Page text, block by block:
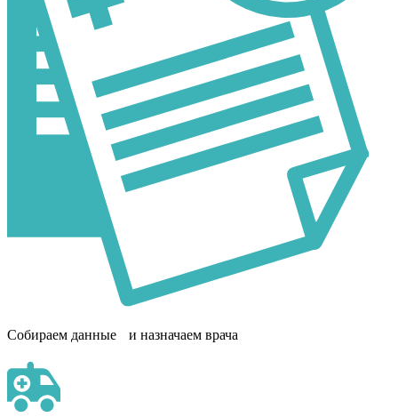
Собираем данные и назначаем врача